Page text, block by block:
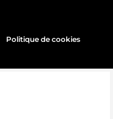
Politique de cookies